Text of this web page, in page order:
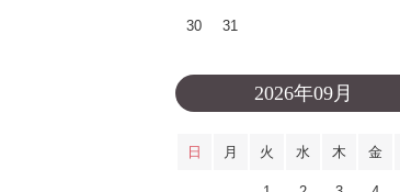
30 31
2026年09月
日 月 火 水 木 金